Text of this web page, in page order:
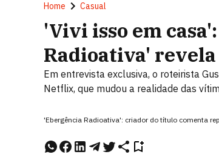
Home Casual
'Vivi isso em
Radioativa'
Em entrevista exclusiva, o roteirista
Netflix, que mudou a realidade das
'Ebergência Radioativa': criador do título comenta